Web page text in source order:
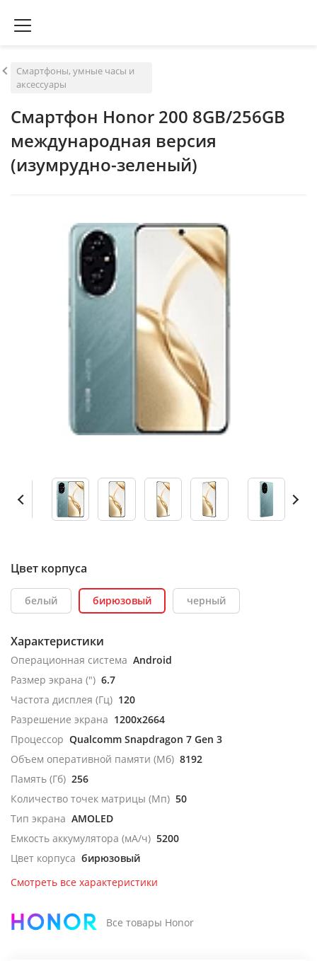
Смартфоны, умные часы и
аксессуары
Смартфон Honor 200 8GB/256GB
международная версия
(изумрудно-зеленый)
Цвет корпуса
белый бирюзовый черный
Характеристики
Операционная система Android
Размер экрана (") 6.7
Частота дисплея (Гц) 120
Разрешение экрана 1200x2664
Процессор Qualcomm Snapdragon 7 Gen 3
Объем оперативной памяти (Мб) 8192
Память (Гб) 256
Количество точек матрицы (Мп) 50
Тип экрана AMOLED
Емкость аккумулятора (мА/ч) 5200
Цвет корпуса бирюзовый
Смотреть все характеристики
Все товары Honor